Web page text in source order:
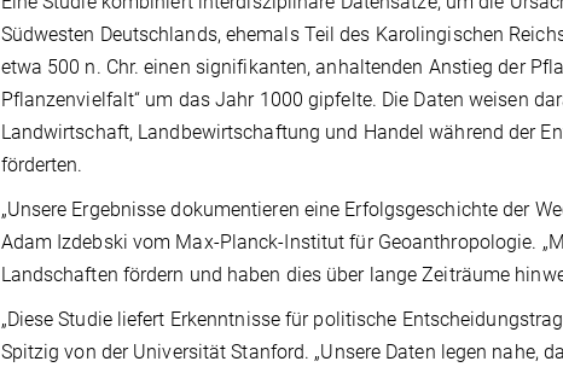
Südwesten Deutschlands, ehemals Teil des Karolingischen
etwa 500 n. Chr. einen signifikanten, anhaltenden Anstieg der
Pflanzenvielfalt“ um das Jahr 1000 gipfelte. Die Daten weisen
Landwirtschaft, Landbewirtschaftung und Handel während der
förderten.
„Unsere Ergebnisse dokumentieren eine Erfolgsgeschichte der
Adam Izdebski vom Max-Planck-Institut für Geoanthropologie.
Landschaften fördern und haben dies über lange Zeiträume
„Diese Studie liefert Erkenntnisse für politische
Spitzig von der Universität Stanford. „Unsere Daten legen